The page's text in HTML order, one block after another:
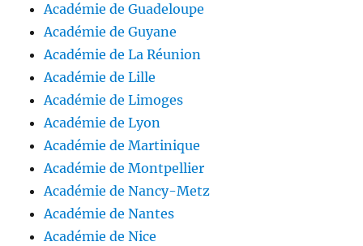
Académie de Guadeloupe
Académie de Guyane
Académie de La Réunion
Académie de Lille
Académie de Limoges
Académie de Lyon
Académie de Martinique
Académie de Montpellier
Académie de Nancy-Metz
Académie de Nantes
Académie de Nice